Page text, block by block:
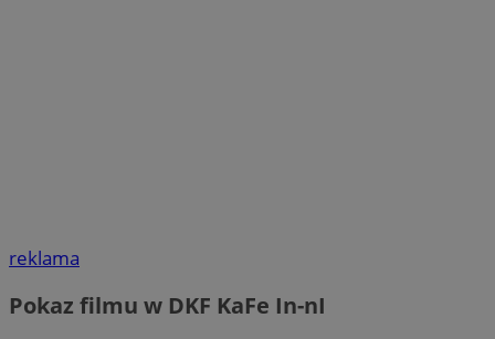
reklama
Pokaz filmu w DKF KaFe In-nI